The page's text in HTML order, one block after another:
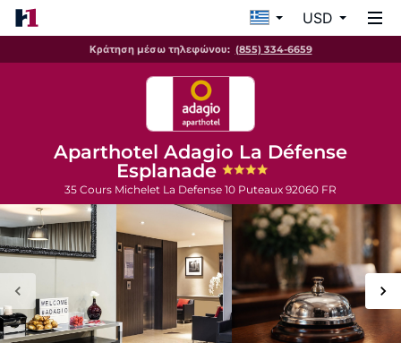
USD
Κράτηση μέσω τηλεφώνου: (855) 334-6659
Aparthotel Adagio La Défense
Esplanade
35 Cours Michelet La Defense 10 Puteaux 92060 FR